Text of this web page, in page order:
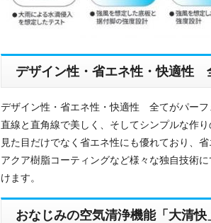
デザイン性・省エネ性・快適性
デザイン性・省エネ性・快適性 全てがパーフ
直線と直角線で美しく、そしてシンプルな作
見た目だけでなく省エネ性にも優れており、
アクア樹脂コーティングなど様々な独自技術
けます。
おなじみの空気清浄機能「大清快